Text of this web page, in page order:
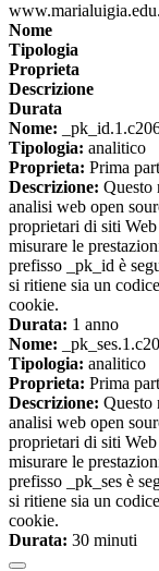
Nome
Tipologia
Proprieta
Descrizione
Durata
Nome:
Tipologia: analitico
Proprieta: Prima
Descrizione: Questo
analisi web open
proprietari di siti
misurare le
prefisso _pk_id è
si ritiene sia un
cookie.
Durata: 1 anno
Nome:
Tipologia: analitico
Proprieta: Prima
Descrizione: Questo
analisi web open
proprietari di siti
misurare le
prefisso _pk_ses è
si ritiene sia un
cookie.
Durata: 30 minuti